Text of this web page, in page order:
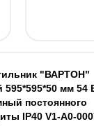
"ВАРТОН"
мм 54
постоянного
IP40 V1-A0-